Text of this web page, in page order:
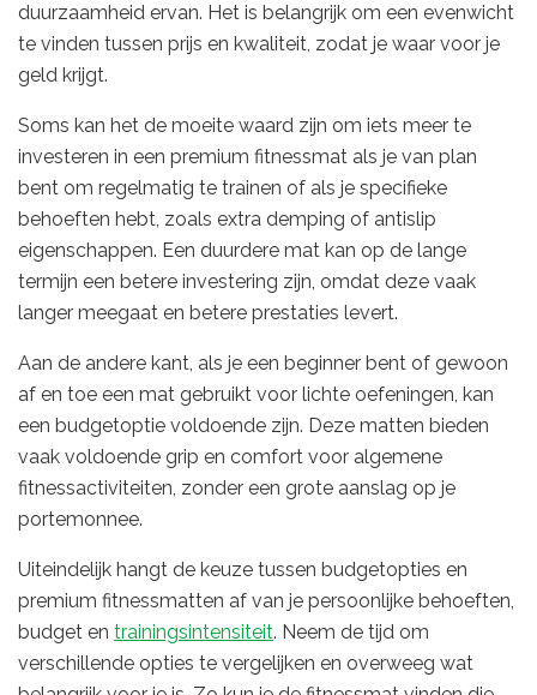
duurzaamheid ervan. Het is belangrijk om een evenwicht
te vinden tussen prijs en kwaliteit, zodat je waar voor je
geld krijgt.
Soms kan het de moeite waard zijn om iets meer te
investeren in een premium fitnessmat als je van plan
bent om regelmatig te trainen of als je specifieke
behoeften hebt, zoals extra demping of antislip
eigenschappen. Een duurdere mat kan op de lange
termijn een betere investering zijn, omdat deze vaak
langer meegaat en betere prestaties levert.
Aan de andere kant, als je een beginner bent of gewoon
af en toe een mat gebruikt voor lichte oefeningen, kan
een budgetoptie voldoende zijn. Deze matten bieden
vaak voldoende grip en comfort voor algemene
fitnessactiviteiten, zonder een grote aanslag op je
portemonnee.
Uiteindelijk hangt de keuze tussen budgetopties en
premium fitnessmatten af van je persoonlijke behoeften,
budget en trainingsintensiteit. Neem de tijd om
verschillende opties te vergelijken en overweeg wat